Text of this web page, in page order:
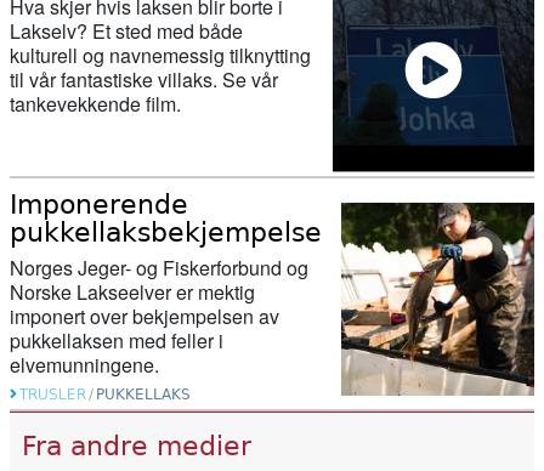
Hva skjer hvis laksen blir borte i
Lakselv? Et sted med både
kulturell og navnemessig tilknytting
til vår fantastiske villaks. Se vår
tankevekkende film.
Imponerende
pukkellaksbekjempelse
Norges Jeger- og Fiskerforbund og
Norske Lakseelver er mektig
imponert over bekjempelsen av
pukkellaksen med feller i
elvemunningene.
TRUSLER / PUKKELLAKS
Fra andre medier
27. februar 2026
Her ser du hvor mye laks og sjøørret
det er i elvene våre
11. februar 2026
Nu starter genskabelsen af Gudenåen
ved Vestbirksøerne
11. februar 2026
Canada stengde 47 lakseoppdrett – då
kom villaksen tilbake